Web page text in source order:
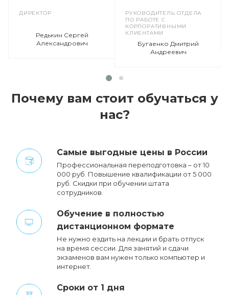
ДИРЕКТОР
Редькин Сергей
Александрович
РУКОВОДИТЕЛЬ ОТДЕЛА
ПО РАБОТЕ С
КОРПОРАТИВНЫМИ
КЛИЕНТАМИ
Бугаенко Дмитрий
Андреевич
Почему вам стоит обучаться у
нас?
Cамые выгодные цены в России
Профессиональная переподготовка – от 10
000 руб. Повышение квалификации от 5 000
руб. Cкидки при обучении штата
сотрудников.
Обучение в полностью
дистанционном формате
Не нужно ездить на лекции и брать отпуск
на время сессии. Для занятий и сдачи
экзаменов вам нужен только компьютер и
интернет.
Сроки от 1 дня